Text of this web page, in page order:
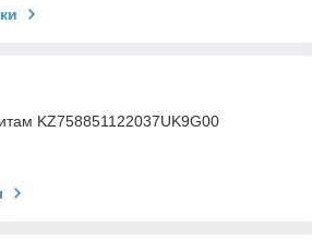
KZ758851122037UK9G00